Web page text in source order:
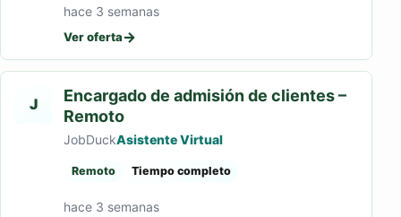
hace 3 semanas
Ver oferta→
J
Encargado de admisión de clientes –
Remoto
JobDuckAsistente Virtual
Remoto Tiempo completo
hace 3 semanas